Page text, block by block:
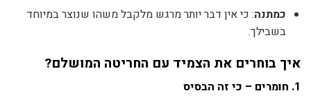
כמתנה: כי אין דבר יותר מרגש מלקבל משהו שנוצר במיוחד
בשבילך.
איך בוחרים את הצמיד עם החריטה המושלם?
1. חומרים – כי זה הבסיס